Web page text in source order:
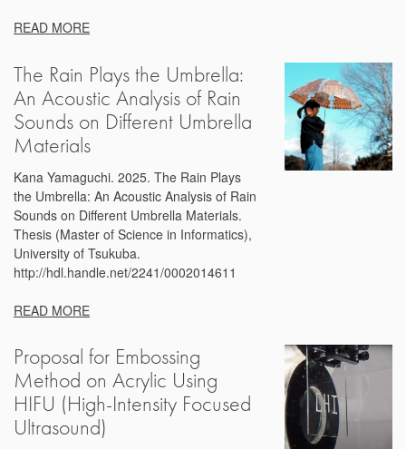
READ MORE
The Rain Plays the Umbrella:
An Acoustic Analysis of Rain
Sounds on Different Umbrella
Materials
Kana Yamaguchi. 2025. The Rain Plays
the Umbrella: An Acoustic Analysis of Rain
Sounds on Different Umbrella Materials.
Thesis (Master of Science in Informatics),
University of Tsukuba.
http://hdl.handle.net/2241/0002014611
READ MORE
Proposal for Embossing
Method on Acrylic Using
HIFU (High-Intensity Focused
Ultrasound)